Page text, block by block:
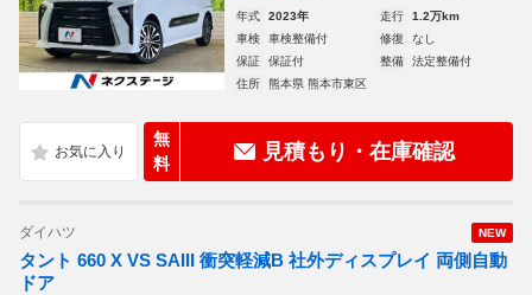
年式 2023年 走行
1.2万km
車検
車検整備付 修復
なし
保証
保証付 整備
法定整備付
住所
熊本県 熊本市東区
無
料
見積もり・在庫確認
NEW
ダイハツ
タント 660 X VS SAIII 衝突軽減B 社外ディスプレイ 両側自動
ドア